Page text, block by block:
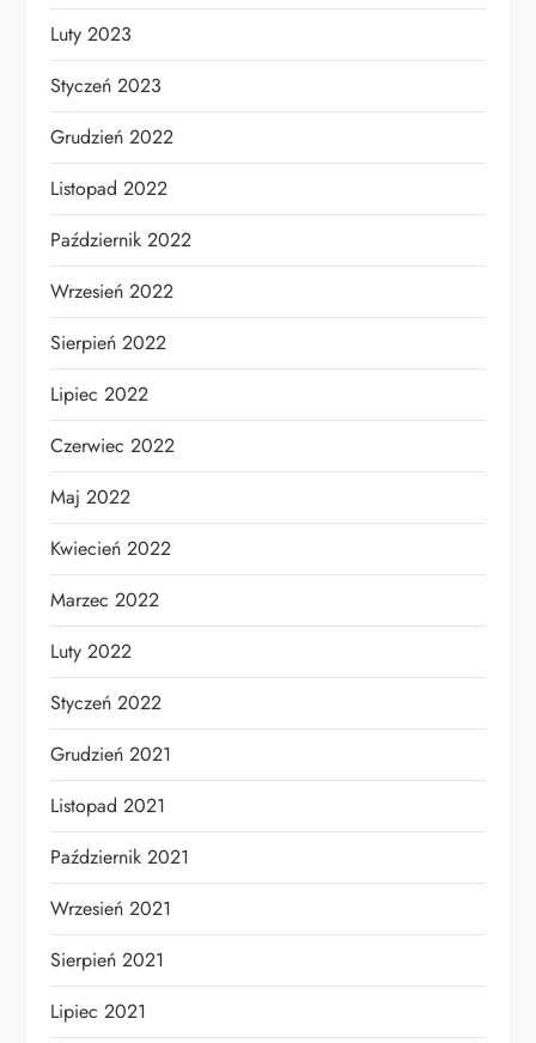
Luty 2023
Styczeń 2023
Grudzień 2022
Listopad 2022
Październik 2022
Wrzesień 2022
Sierpień 2022
Lipiec 2022
Czerwiec 2022
Maj 2022
Kwiecień 2022
Marzec 2022
Luty 2022
Styczeń 2022
Grudzień 2021
Listopad 2021
Październik 2021
Wrzesień 2021
Sierpień 2021
Lipiec 2021